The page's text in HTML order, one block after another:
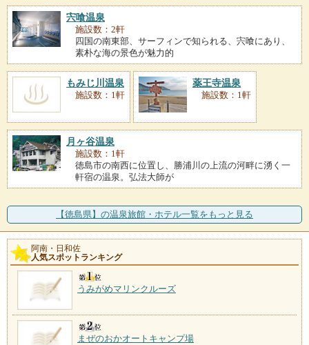
宍喰温泉
施設数：2軒
四国の南東部、サーフィンで知られる、宍喰にあり、
素朴な海の景色が魅力的
もみじ川温泉
施設数：1軒
薬王寺温泉
施設数：1軒
月ヶ谷温泉
施設数：1軒
徳島市の南西に位置し、勝浦川の上流の河畔に湧く一
軒宿の温泉。弘法大師が
【徳島県】の温泉旅館・ホテル一覧をもっと見る
阿南・日和佐
人気スポットランキング
うみがめマリンクルーズ
まぜのおかオートキャンプ場